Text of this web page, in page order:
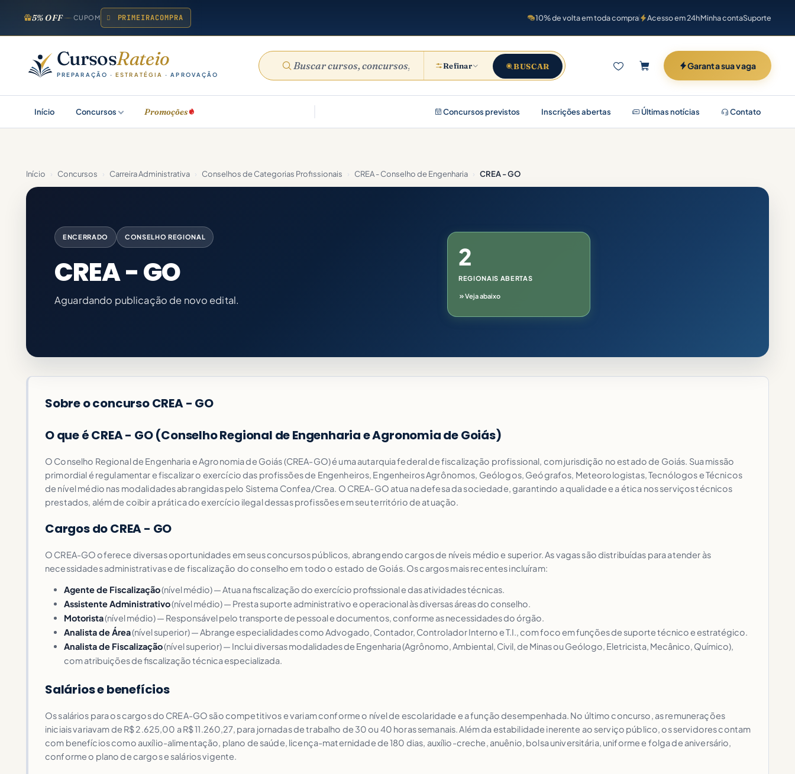
5% OFF CUPOM PRIMEIRACOMPRA 10% de volta em toda compra Acesso em 24hMinha contaSuporte
CursosRateio
PREPARAÇÃO ·ESTRATÉGIA · APROVAÇÃO
Refinar BUSCAR Garanta sua vaga
Início Concursos Promoções Concursos previstos Inscrições abertas Últimas notícias Contato
Início › Concursos › Carreira Administrativa › Conselhos de Categorias Profissionais › CREA - Conselho de Engenharia › CREA - GO
ENCERRADO CONSELHO REGIONAL
CREA - GO
Aguardando publicação de novo edital.
2
REGIONAIS ABERTAS
Veja abaixo
Sobre o concurso CREA - GO
O que é CREA - GO (Conselho Regional de Engenharia e Agronomia de Goiás)
O Conselho Regional de Engenharia e Agronomia de Goiás (CREA-GO) é uma autarquia federal de fiscalização profissional, com jurisdição no estado de Goiás. Sua missão
primordial é regulamentar e fiscalizar o exercício das profissões de Engenheiros, Engenheiros Agrônomos, Geólogos, Geógrafos, Meteorologistas, Tecnólogos e Técnicos
de nível médio nas modalidades abrangidas pelo Sistema Confea/Crea. O CREA-GO atua na defesa da sociedade, garantindo a qualidade e a ética nos serviços técnicos
prestados, além de coibir a prática do exercício ilegal dessas profissões em seu território de atuação.
Cargos do CREA - GO
O CREA-GO oferece diversas oportunidades em seus concursos públicos, abrangendo cargos de níveis médio e superior. As vagas são distribuídas para atender às
necessidades administrativas e de fiscalização do conselho em todo o estado de Goiás. Os cargos mais recentes incluíram:
Agente de Fiscalização(nível médio) — Atua na fiscalização do exercício profissional e das atividades técnicas.
Assistente Administrativo(nível médio) — Presta suporte administrativo e operacional às diversas áreas do conselho.
Motorista(nível médio) — Responsável pelo transporte de pessoal e documentos, conforme as necessidades do órgão.
Analista de Área(nível superior) — Abrange especialidades como Advogado, Contador, Controlador Interno e T.I., com foco em funções de suporte técnico e estratégico.
Analista de Fiscalização(nível superior) — Inclui diversas modalidades de Engenharia (Agrônomo, Ambiental, Civil, de Minas ou Geólogo, Eletricista, Mecânico, Químico),
com atribuições de fiscalização técnica especializada.
Salários e benefícios
Os salários para os cargos do CREA-GO são competitivos e variam conforme o nível de escolaridade e a função desempenhada. No último concurso, as remunerações
iniciais variavam de R$ 2.625,00 a R$ 11.260,27, para jornadas de trabalho de 30 ou 40 horas semanais. Além da estabilidade inerente ao serviço público, os servidores contam
com benefícios como auxílio-alimentação, plano de saúde, licença-maternidade de 180 dias, auxílio-creche, anuênio, bolsa universitária, uniforme e folga de aniversário,
conforme o plano de cargos e salários vigente.